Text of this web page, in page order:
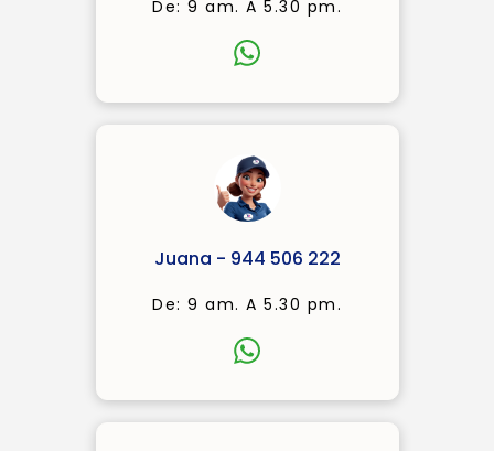
De: 9 am. A 5.30 pm.
Juana - 944 506 222
De: 9 am. A 5.30 pm.